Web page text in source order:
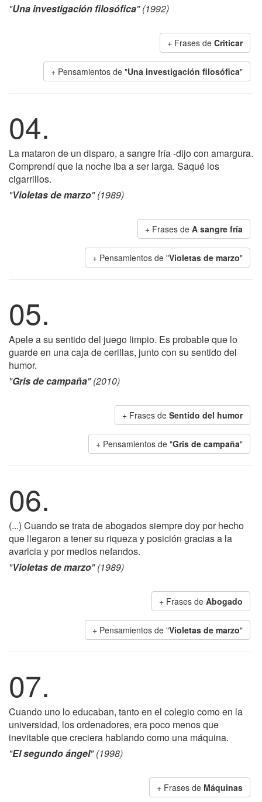
"Una investigación filosófica" (1992)
+ Frases de Criticar
+ Pensamientos de "Una investigación filosófica"
04.
La mataron de un disparo, a sangre fría -dijo con amargura.
Comprendí que la noche iba a ser larga. Saqué los
cigarrillos.
"Violetas de marzo" (1989)
+ Frases de A sangre fría
+ Pensamientos de "Violetas de marzo"
05.
Apele a su sentido del juego limpio. Es probable que lo
guarde en una caja de cerillas, junto con su sentido del
humor.
"Gris de campaña" (2010)
+ Frases de Sentido del humor
+ Pensamientos de "Gris de campaña"
06.
(...) Cuando se trata de abogados siempre doy por hecho
que llegaron a tener su riqueza y posición gracias a la
avaricia y por medios nefandos.
"Violetas de marzo" (1989)
+ Frases de Abogado
+ Pensamientos de "Violetas de marzo"
07.
Cuando uno lo educaban, tanto en el colegio como en la
universidad, los ordenadores, era poco menos que
inevitable que creciera hablando como una máquina.
"El segundo ángel" (1998)
+ Frases de Máquinas